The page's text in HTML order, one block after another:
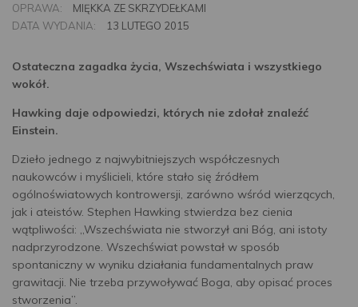
OPRAWA:
MIĘKKA ZE SKRZYDEŁKAMI
DATA WYDANIA:
13 LUTEGO 2015
Ostateczna zagadka życia, Wszechświata i wszystkiego
wokół.
Hawking daje odpowiedzi, których nie zdołał znaleźć
Einstein.
Dzieło jednego z najwybitniejszych współczesnych
naukowców i myślicieli, które stało się źródłem
ogólnoświatowych kontrowersji, zarówno wśród wierzących,
jak i ateistów. Stephen Hawking stwierdza bez cienia
wątpliwości: „Wszechświata nie stworzył ani Bóg, ani istoty
nadprzyrodzone. Wszechświat powstał w sposób
spontaniczny w wyniku działania fundamentalnych praw
grawitacji. Nie trzeba przywoływać Boga, aby opisać proces
stworzenia”.